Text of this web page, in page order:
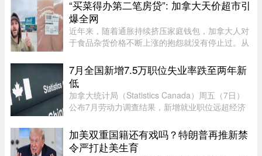
Québec）本季最后一场活动 ...
“买菜得办第二笔房贷”: 加拿大天价超市引
爆全网
近年来，随着通胀持续挤压家庭钱包，加拿大人对
于食品杂货价格不断上涨的抱怨就没有停止过。从
Costco的西瓜一度卖到17加元，各种令人咋舌的超
市价签早已成为社交媒体 ...
7月全国新增7.5万职位失业率跌至两年新
低
加拿大统计局（Statistics Canada）周五（7日）
公布7月劳动力调查结果，新增就业职位远超经济
据显示，7月新增职位达75,000个，远高于路透社
（Reuters）经济师预测的15, ...
加美双重国籍还有戏吗？特朗普再推新禁
令严打赴美生育